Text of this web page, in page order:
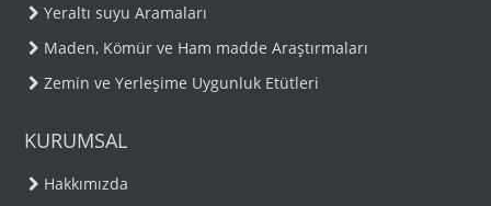
Yeraltı suyu Aramaları
Maden, Kömür ve Ham madde Araştırmaları
Zemin ve Yerleşime Uygunluk Etütleri
KURUMSAL
Hakkımızda